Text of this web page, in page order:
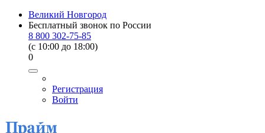
Великий Новгород
Бесплатный звонок по России
8 800 302-75-85
(c 10:00 до 18:00)
0
Регистрация
Войти